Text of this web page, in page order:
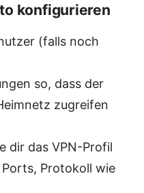
konfigurieren
(falls noch
so, dass der
zugreifen
dir das VPN-Profil
Protokoll wie